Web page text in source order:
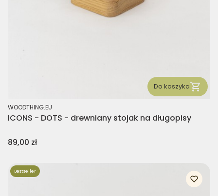
Do koszyka
PRODUCENT
WOODTHING.EU
ICONS - DOTS - drewniany stojak na długopisy
Cena
89,00 zł
Bestseller